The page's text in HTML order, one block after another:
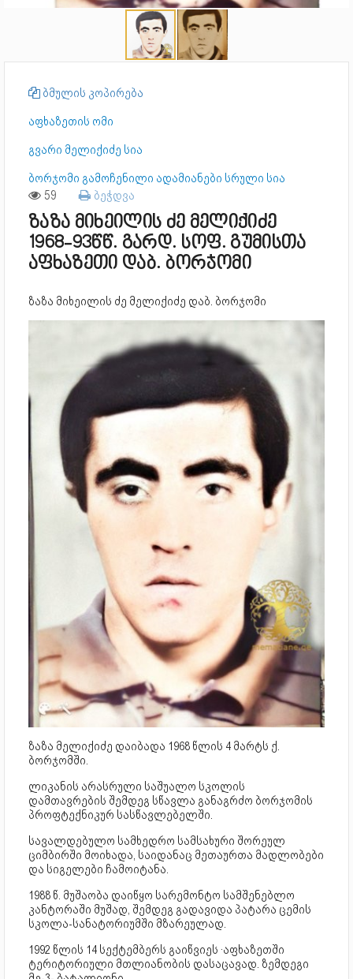
ბმულის კოპირება
აფხაზეთის ომი
გვარი მელიქიძე სია
ბორჯომი გამოჩენილი ადამიანები სრული სია
59 ბეჭდვა
ზაზა მიხეილის ძე მელიქიძე
1968-93წწ. გარდ. სოფ. გუმისთა
აფხაზეთი დაბ. ბორჯომი
ზაზა მიხეილის ძე მელიქიძე დაბ. ბორჯომი
ზაზა მელიქიძე დაიბადა 1968 წლის 4 მარტს ქ.
ბორჯომში.
ლიკანის არასრული საშუალო სკოლის
დამთავრების შემდეგ სწავლა განაგრძო ბორჯომის
პროფტექნიკურ სასწავლებელში.
სავალდებულო სამხედრო სამსახური შორეულ
ციმბირში მოიხადა, საიდანაც მეთაურთა მადლობები
და სიგელები ჩამოიტანა.
1988 წ. მუშაობა დაიწყო სარემონტო სამშენებლო
კანტორაში მუშად, შემდეგ გადავიდა პატარა ცემის
სკოლა-სანატორიუმში მზარეულად.
1992 წლის 14 სექტემბერს გაიწვიეს ·აფხაზეთში
ტერიტორიული მთლიანობის დასაცავად. ზემდეგი